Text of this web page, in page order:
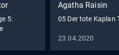
5:
Agatha Raisin
05 Der tote Kaplan
23.04.2020